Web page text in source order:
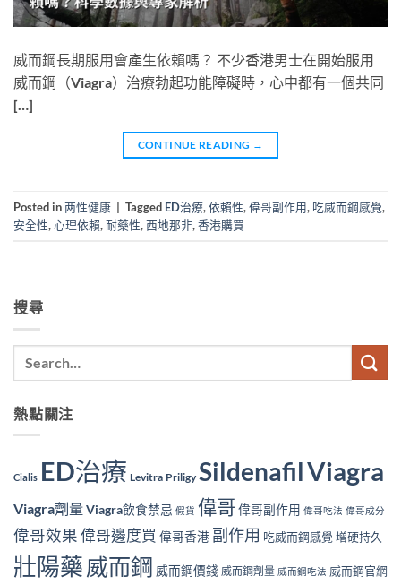
威而鋼長期服用會產生依賴嗎？ 不少香港男士在開始服用
威而鋼（Viagra）治療勃起功能障礙時，心中都有一個共同
[…]
CONTINUE READING →
Posted in两性健康 | Tagged ED治療,依賴性,偉哥副作用, 吃威而鋼感覺,
安全性,心理依賴,耐藥性,西地那非,香港購買
搜尋
熱點關注
Cialis ED治療 Levitra Priligy SildenafilViagra
Viagra劑量Viagra飲食禁忌 假貨 偉哥偉哥副作用 偉哥吃法 偉哥成分
偉哥效果偉哥邊度買 偉哥香港 副作用 吃威而鋼感覺 增硬持久
壯陽藥 威而鋼 威而鋼價錢 威而鋼劑量 威而鋼吃法 威而鋼官網